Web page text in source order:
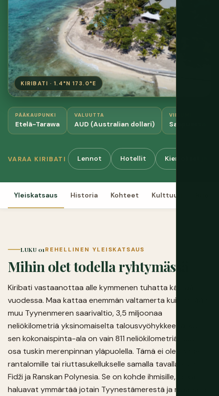
KIRIBATI · 1.4°N 173.0°E
PÄÄKAUPUNKI
Etelä-Tarawa
VALUUTTA
AUD (Australian dollari)
VIISUMI
Saapuessa,
VARAA KIRIBATI Lennot Hotellit Kierrokset ja
Yleiskatsaus Historia Kohteet Kulttuuri
LUKU 01REHELLINEN YLEISKATSAUS
Mihin olet todella ryhtymässä
Kiribati vastaanottaa alle kymmenen tuhatta kävijää
vuodessa. Maa kattaa enemmän valtamerta kuin mikään
muu Tyynenmeren saarivaltio, 3,5 miljoonaa
neliökilometriä yksinomaiselta talousvyöhykkeeltä, kun
sen kokonaispinta-ala on vain 811 neliökilometriä, suuri
osa tuskin merenpinnan yläpuolella. Tämä ei ole kohde
rantalomille tai riuttasukellukselle samalla tavalla kuin
Fidži ja Ranskan Polynesia. Se on kohde ihmisille, jotka
haluavat ymmärtää jotain Tyynestämerestä ja maapallon